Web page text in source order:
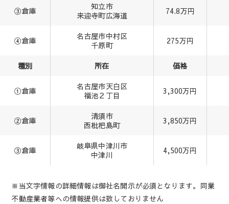
③倉庫
知立市
来迎寺町広海道
74.8万円
④倉庫
名古屋市中村区
千原町
275万円
種別 所在 価格
①倉庫
名古屋市天白区
福池２丁目
3,300万円
②倉庫
清須市
西枇杷島町
3,850万円
③倉庫
岐阜県中津川市
中津川
4,500万円
※当文字情報の詳細情報は御社名開示が必須となります。同業
不動産業者等への情報提供は致しておりません